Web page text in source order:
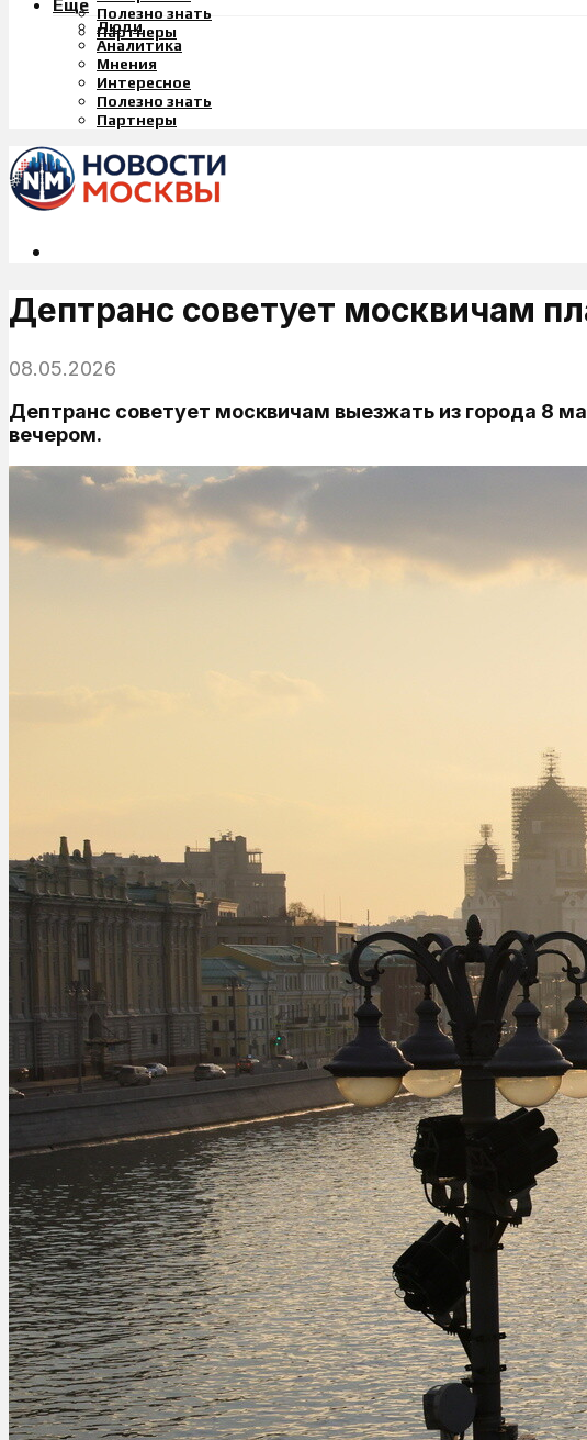
Полезно знать
Партнеры
Еще
Люди
Аналитика
Мнения
Интересное
Полезно знать
Партнеры
Дептранс советует москвичам
08.05.2026
Дептранс советует москвичам выезжать из города 8
вечером.